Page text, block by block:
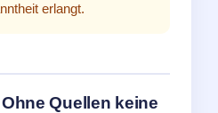
erlangt.
Quellen keine